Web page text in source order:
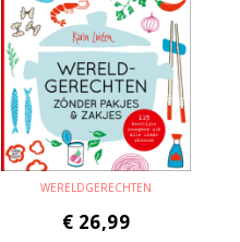
WERELDGERECHTEN
€ 26,99